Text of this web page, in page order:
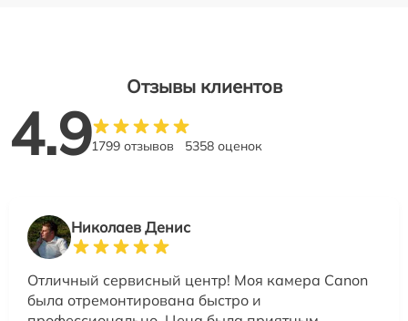
Отзывы клиентов
4.91799 отзывов 5358 оценок
Николаев Денис
Отличный сервисный центр! Моя камера Canon
была отремонтирована быстро и